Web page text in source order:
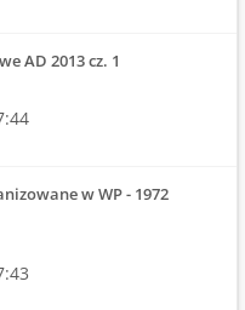
AD 2013 cz. 1
w WP - 1972